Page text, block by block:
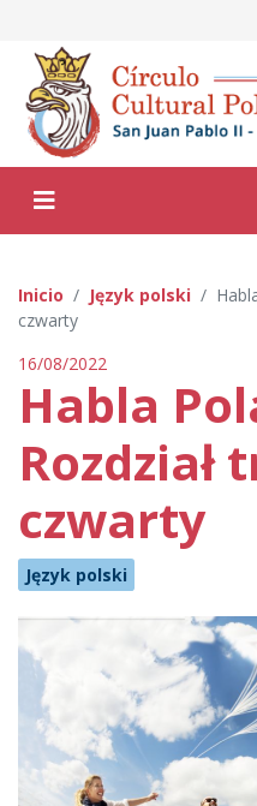
Inicio Język polski
czwarty
16/08/2022
Habla
Rozdział
czwarty
Język polski